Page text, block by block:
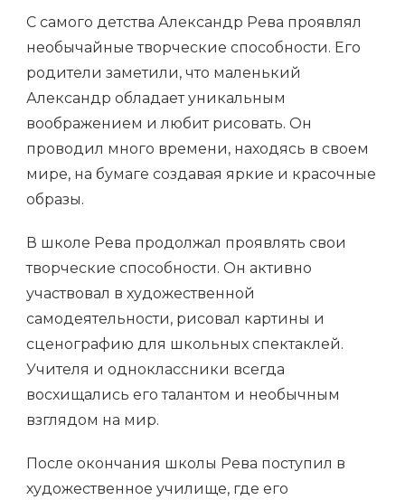
С самого детства Александр Рева проявлял
необычайные творческие способности. Его
родители заметили, что маленький
Александр обладает уникальным
воображением и любит рисовать. Он
проводил много времени, находясь в своем
мире, на бумаге создавая яркие и красочные
образы.
В школе Рева продолжал проявлять свои
творческие способности. Он активно
участвовал в художественной
самодеятельности, рисовал картины и
сценографию для школьных спектаклей.
Учителя и одноклассники всегда
восхищались его талантом и необычным
взглядом на мир.
После окончания школы Рева поступил в
художественное училище, где его